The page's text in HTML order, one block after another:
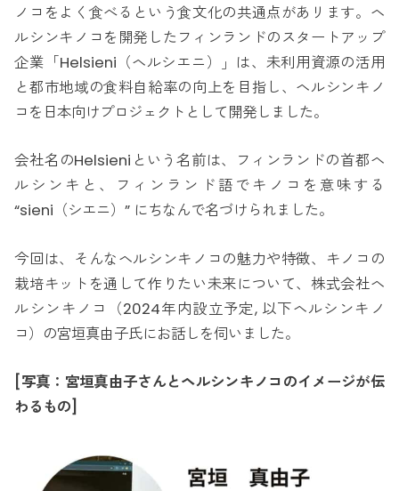
ノコをよく食べるという食文化の共通点があリます。ヘ
ルシンキノコを開発したフィンランドのスタートアップ
企業「Helsieni（ヘルシエニ）」は、未利用資源の活用
と都市地域の食料自給率の向上を目指し、ヘルシンキノ
コを日本向けプロジェクトとして開発しました。
会社名のHelsieniという名前は、フィンランドの首都ヘ
ルシンキと、フィンランド語でキノコを意味する
“sieni（シエニ）” にちなんで名づけられました。
今回は、そんなヘルシンキノコの魅力や特徴、キノコの
栽培キットを通して作りたい未来について、株式会社ヘ
ルシンキノコ（2024年内設立予定, 以下ヘルシンキノ
コ）の宮垣真由子氏にお話しを伺いました。
[写真：宮垣真由子さんとヘルシンキノコのイメージが伝
わるもの]